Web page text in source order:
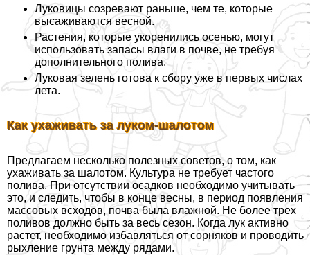
Луковицы созревают раньше, чем те, которые
высаживаются весной.
Растения, которые укоренились осенью, могут
использовать запасы влаги в почве, не требуя
дополнительного полива.
Луковая зелень готова к сбору уже в первых числах
лета.
Как ухаживать за луком-шалотом
Предлагаем несколько полезных советов, о том, как
ухаживать за шалотом. Культура не требует частого
полива. При отсутствии осадков необходимо учитывать
это, и следить, чтобы в конце весны, в период появления
массовых всходов, почва была влажной. Не более трех
поливов должно быть за весь сезон. Когда лук активно
растет, необходимо избавляться от сорняков и проводить
рыхление грунта между рядами.